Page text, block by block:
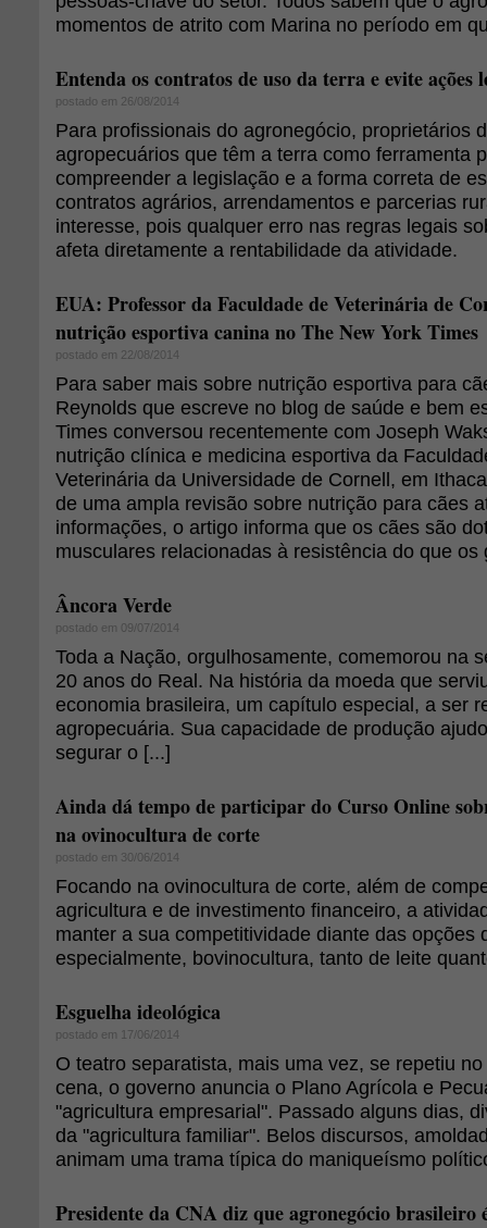
momentos de atrito com Marina no período em
Entenda os contratos de uso da terra e evite ações
postado em 26/08/2014
Para profissionais do agronegócio, proprietários
agropecuários que têm a terra como ferramenta
compreender a legislação e a forma correta de
contratos agrários, arrendamentos e parcerias
interesse, pois qualquer erro nas regras legais
afeta diretamente a rentabilidade da atividade.
EUA: Professor da Faculdade de Veterinária de
nutrição esportiva canina no The New York Times
postado em 22/08/2014
Para saber mais sobre nutrição esportiva para
Reynolds que escreve no blog de saúde e bem
Times conversou recentemente com Joseph
nutrição clínica e medicina esportiva da
Veterinária da Universidade de Cornell, em
de uma ampla revisão sobre nutrição para cães
informações, o artigo informa que os cães são
musculares relacionadas à resistência do que os
Âncora Verde
postado em 09/07/2014
Toda a Nação, orgulhosamente, comemorou na
20 anos do Real. Na história da moeda que
economia brasileira, um capítulo especial, a ser
agropecuária. Sua capacidade de produção
segurar o [...]
Ainda dá tempo de participar do Curso Online
na ovinocultura de corte
postado em 30/06/2014
Focando na ovinocultura de corte, além de
agricultura e de investimento financeiro, a
manter a sua competitividade diante das opções
especialmente, bovinocultura, tanto de leite
Esguelha ideológica
postado em 17/06/2014
O teatro separatista, mais uma vez, se repetiu
cena, o governo anuncia o Plano Agrícola e
"agricultura empresarial". Passado alguns dias,
da "agricultura familiar". Belos discursos,
animam uma trama típica do maniqueísmo
Presidente da CNA diz que agronegócio brasileiro